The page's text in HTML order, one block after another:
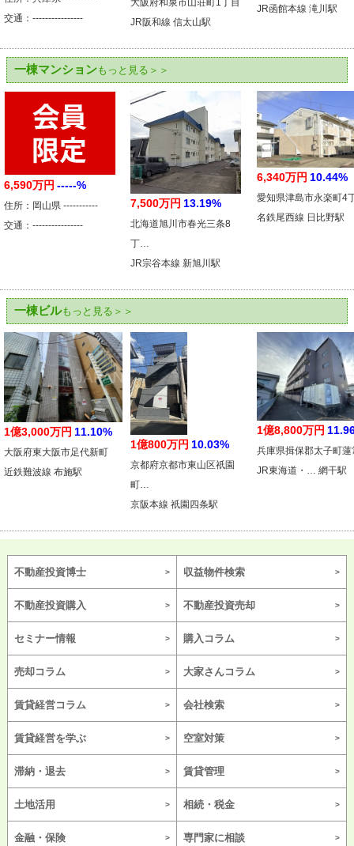
交通：----------------
JR阪和線 信太山駅
JR函館本線 滝川駅
一棟マンションもっと見る＞＞
6,590万円 -----%
住所：岡山県 -----------
交通：----------------
7,500万円 13.19%
北海道旭川市春光三条8
丁…
JR宗谷本線 新旭川駅
6,340万円 10.44%
愛知県津島市永楽町4
名鉄尾西線 日比野駅
一棟ビルもっと見る＞＞
1億3,000万円 11.10%
大阪府東大阪市足代新町
近鉄難波線 布施駅
1億800万円 10.03%
京都府京都市東山区祇園
町…
京阪本線 祇園四条駅
1億8,800万円
兵庫県揖保郡太子町蓮
JR東海道・… 網干駅
不動産投資博士 収益物件検索
不動産投資購入 不動産投資売却
セミナー情報 購入コラム
売却コラム 大家さんコラム
賃貸経営コラム 会社検索
賃貸経営を学ぶ 空室対策
滞納・退去 賃貸管理
土地活用 相続・税金
金融・保険 専門家に相談